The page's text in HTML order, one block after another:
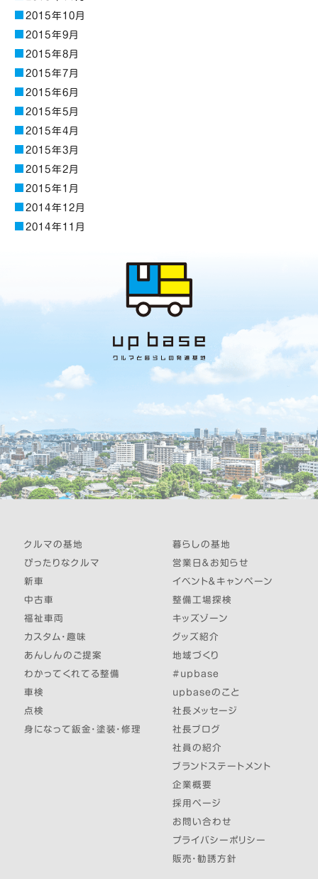
2015年10月
2015年9月
2015年8月
2015年7月
2015年6月
2015年5月
2015年4月
2015年3月
2015年2月
2015年1月
2014年12月
2014年11月
クルマの基地
ぴったりなクルマ
新車
中古車
福祉車両
カスタム・趣味
あんしんのご提案
わかってくれてる整備
車検
点検
身になって鈑金・塗装・修理
暮らしの基地
営業日＆お知らせ
イベント＆キャンペーン
整備工場探検
キッズゾーン
グッズ紹介
地域づくり
#upbase
upbaseのこと
社長メッセージ
社長ブログ
社員の紹介
ブランドステートメント
企業概要
採用ページ
お問い合わせ
プライバシーポリシー
販売・勧誘方針